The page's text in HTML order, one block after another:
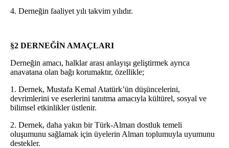
4. Derneğin faaliyet yılı takvim yılıdır.
§2 DERNEĞİN AMAÇLARI
Derneğin amacı, halklar arası anlayışı geliştirmek ayrıca
anavatana olan bağı korumaktır, özellikle;
1. Dernek, Mustafa Kemal Atatürk’ün düşüncelerini,
devrimlerini ve eserlerini tanıtma amacıyla kültürel, sosyal ve
bilimsel etkinlikler üstlenir.
2. Dernek, daha yakın bir Türk-Alman dostluk temeli
oluşumunu sağlamak için üyelerin Alman toplumuyla uyumunu
destekler.